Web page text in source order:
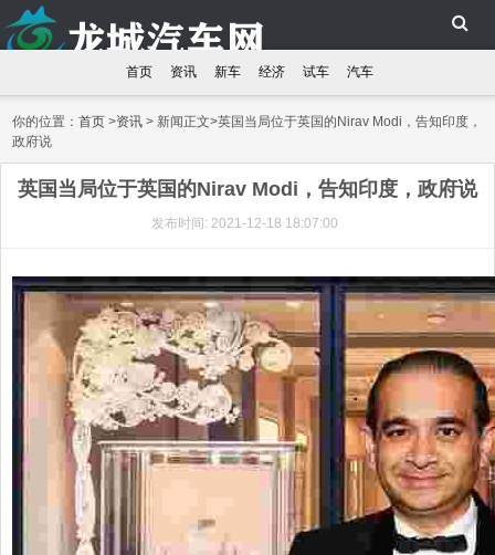
首页 资讯 新车 经济 试车 汽车
你的位置：首页 >资讯 > 新闻正文>英国当局位于英国的Nirav Modi，告知印度，
政府说
英国当局位于英国的Nirav Modi，告知印度，政府说
发布时间: 2021-12-18 18:07:00